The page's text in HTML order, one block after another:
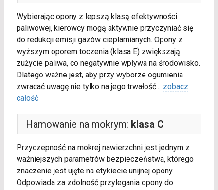
Wybierając opony z lepszą klasą efektywności
paliwowej, kierowcy mogą aktywnie przyczyniać się
do redukcji emisji gazów cieplarnianych. Opony z
wyższym oporem toczenia (klasa E) zwiększają
zużycie paliwa, co negatywnie wpływa na środowisko.
Dlatego ważne jest, aby przy wyborze ogumienia
zwracać uwagę nie tylko na jego trwałość... zobacz
całość
Hamowanie na mokrym: klasa C
Przyczepność na mokrej nawierzchni jest jednym z
ważniejszych parametrów bezpieczeństwa, którego
znaczenie jest ujęte na etykiecie unijnej opony.
Odpowiada za zdolność przylegania opony do